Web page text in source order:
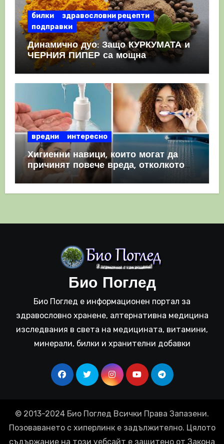
билки
здравословни рецепти
подправки
Динамично дуо: Защо КУРКУМАТА и
ЧЕРНИЯ ПИПЕР са мощна
комбинация
вредни интересно
Хигиенни навици, които могат да
причинят повече вреда, отколкото
полза
Био Поглед
Био Поглед е информационен портал за
здравословно хранене, алтернативна медицина
изследвания в света на медицината, витамини,
минерали, билки и хранителни добавки
© 2013-2024 Био Поглед Всички Права Запазени.
Позоваването с хиперлинк е задължително. Цялото
съдържание на този уебсайт е защитено от Закона